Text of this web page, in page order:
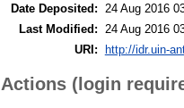
Date Deposited:
24 Aug 2016
Last Modified:
24 Aug 2016
URI: http://idr.uin-
Actions (login